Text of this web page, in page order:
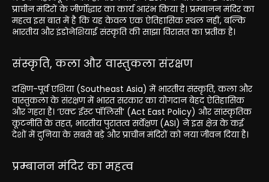
प्राचीन मंदिरों के जीर्णोद्धार का कार्य आरंभ किया है। प्रम्बानन मंदिर का
महत्व इस बात में है कि यह केवल एक ऐतिहासिक स्थल नहीं, बल्कि
भारतीय और इंडोनेशियाई संस्कृति की साझा विरासत का प्रतीक है।
संस्कृति, कला और वास्तुकला संरक्षण
दक्षिण-पूर्व एशिया (Southeast Asia) में भारतीय संस्कृति, कला और
वास्तुकला के संरक्षण में भारत सरकार का योगदान बेहद ऐतिहासिक
और गहरा है। ‘एक्ट ईस्ट पॉलिसी’ (Act East Policy) और सांस्कृतिक
कूटनीति के तहत, भारतीय पुरातत्व सर्वेक्षण (ASI) ने इस क्षेत्र के कई
देशों में दुनिया के सबसे बड़े और प्राचीन मंदिरों को नया जीवन दिया है।
प्रम्बानन मंदिर का महत्व